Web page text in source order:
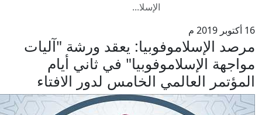
الإسلا...
16 أكتوبر 2019 م
مرصد الإسلاموفوبيا: يعقد ورشة "آليات
مواجهة الإسلاموفوبيا" في ثاني أيام
المؤتمر العالمي الخامس لدور الافتاء